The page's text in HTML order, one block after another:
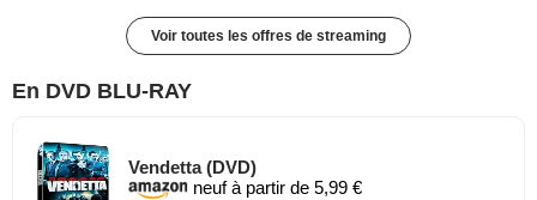
Voir toutes les offres de streaming
En DVD BLU-RAY
Vendetta (DVD)
neuf à partir de 5,99 €